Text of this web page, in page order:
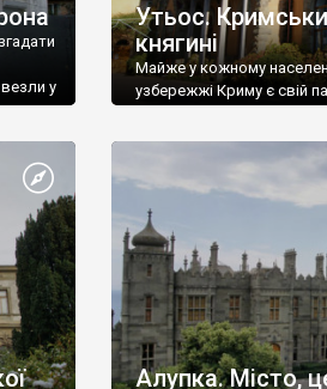
у
Утьос.
княгині
Майже у кожному
узбережжі Криму є свій
Алупка. Місто,